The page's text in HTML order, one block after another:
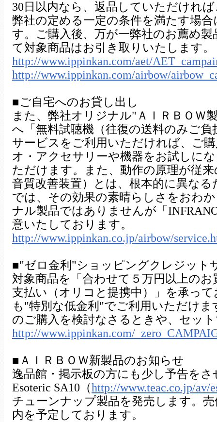
30日以内なら、返品していただけれ
弊社の定める一定の条件を満たす場
す。ご購入後、万が一弊社のお薦め
て対象商品はお引き取りいたします。
http://www.ippinkan.com/aet/
http://www.ippinkan.com/airbow/
■ご自宅へのお貸し出し
また、弊社オリジナル"ＡＩＲＢＯＷ
へ「無料試聴機（往復の送料のみご
サービスをご利用いただければ、ご
オ・アクセサリーや機器をお試しに
ただけます。また、動作の原理が従
音質改善装置）とは、根本的に異な
では、その効果の素晴らしさをおわ
ナル製品ではありませんが「
意いたしております。
http://www.ippinkan.co.jp/airbow/
■"ゼロ金利"ショッピングクレジット
対象商品を「合わせて５万円以上の
支払い（オリコと提携中）」を承っ
も"特別な低金利"でご利用いただけ
のご購入を検討なさるときや、セッ
http://www.ippinkan.com/
■ＡＩＲＢＯＷ新製品のお知らせ
逸品館・掲示板の方にも少し予告を
Esoteric SA10（http://www.teac.co.jp/av/
チューンナップ製品を発売します。
内を予定しております。